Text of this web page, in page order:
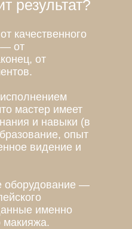
качественного
— от
от
мастер имеет
и навыки (в
опыт
видение и
оборудование —
именно
макияжа.
результат?